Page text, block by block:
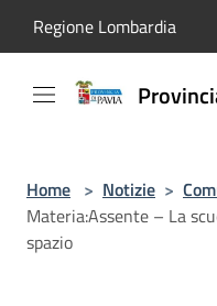
Regione Lombardia
Home > Notizie >
Materia:Assente – La
spazio